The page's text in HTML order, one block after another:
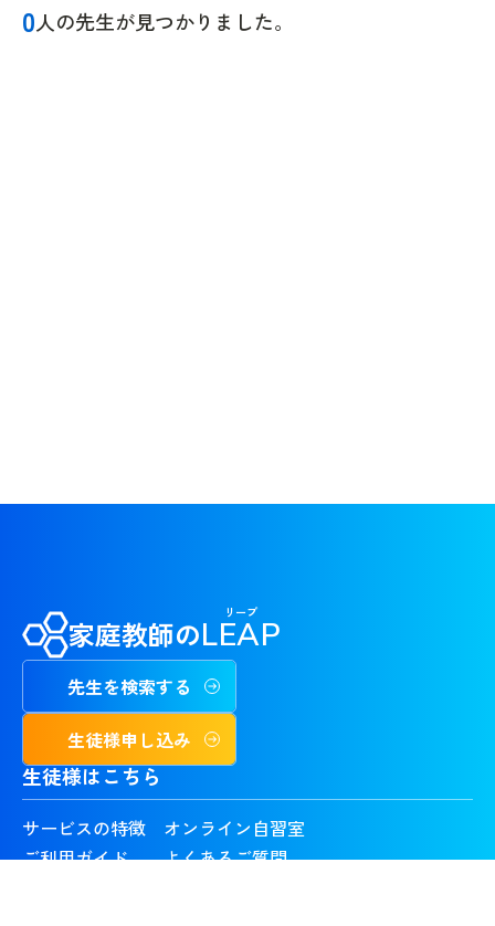
0人の先生が見つかりました。
家庭教師のLEAP
リープ
先生を検索する
生徒様申し込み
生徒様はこちら
サービスの特徴
オンライン自習室
ご利用ガイド
よくあるご質問